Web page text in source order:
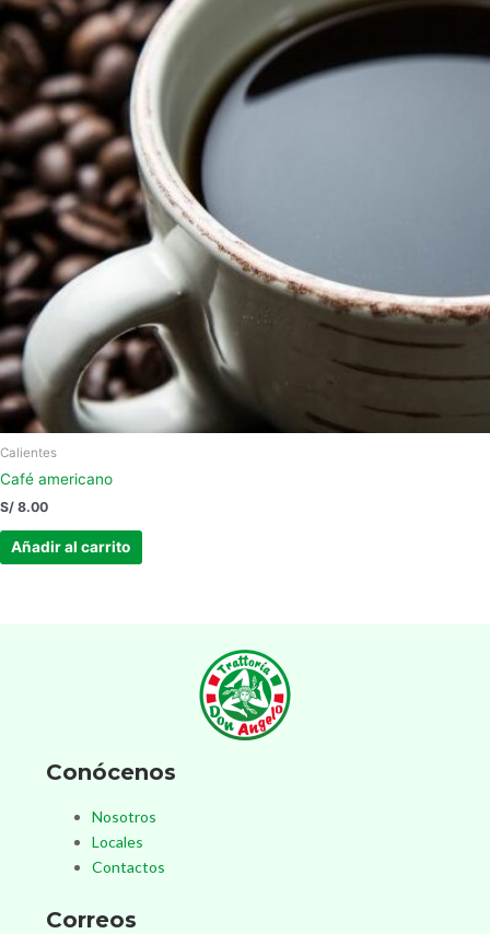
Calientes
Café americano
S/ 8.00
Añadir al carrito
Conócenos
Nosotros
Locales
Contactos
Correos